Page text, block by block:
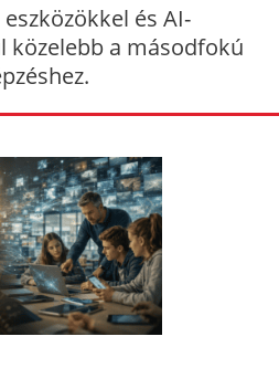
és AI-
közelebb a másodfokú